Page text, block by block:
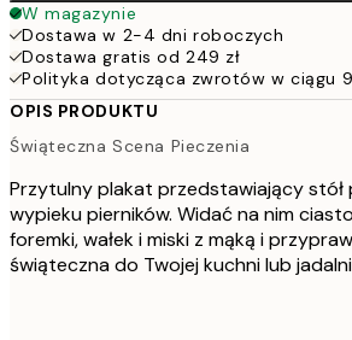
W magazynie
Dostawa w 2-4 dni roboczych
Dostawa gratis od 249 zł
Polityka dotycząca zwrotów w ciągu
OPIS PRODUKTU
Świąteczna Scena Pieczenia
Przytulny plakat przedstawiający
wypieku pierników. Widać na nim
foremki, wałek i miski z mąką i
świąteczna do Twojej kuchni lub